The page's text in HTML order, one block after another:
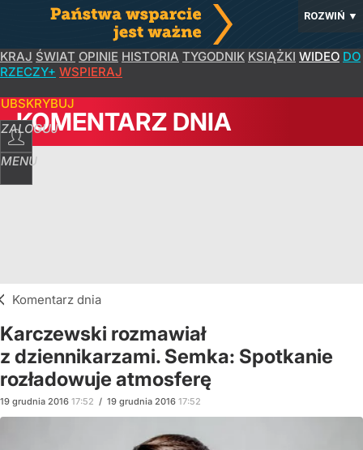
ROZWIŃ ▼
KRAJ ŚWIAT OPINIE HISTORIA TYGODNIK KSIĄŻKI WIDEO DO
RZECZY+ WSPIERAJ
ZALOGUJ
MENU
KOMENTARZ DNIA
Komentarz dnia
Karczewski rozmawiał
z dziennikarzami. Semka: Spotkanie
rozładowuje atmosferę
19 grudnia 2016 17:52 / 19 grudnia 2016 17:52